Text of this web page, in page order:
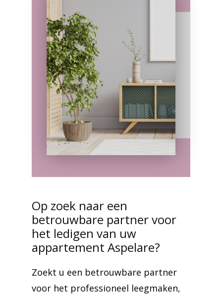
Op zoek naar een
betrouwbare partner voor
het ledigen van uw
appartement Aspelare?
Zoekt u een betrouwbare partner
voor het professioneel leegmaken,